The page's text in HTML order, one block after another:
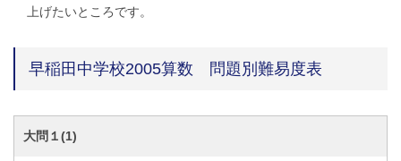
上げたいところです。
早稲田中学校2005算数 問題別難易度表
大問１(1)